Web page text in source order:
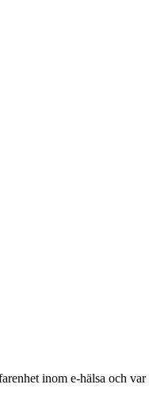
inom e-hälsa och